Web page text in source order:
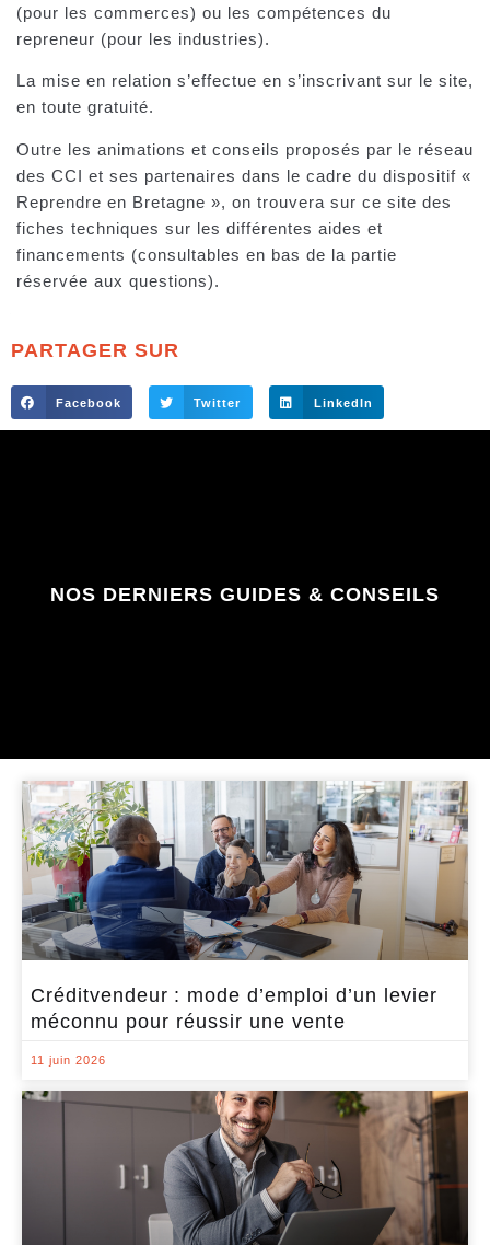
(pour les commerces) ou les compétences du
repreneur (pour les industries).
La mise en relation s’effectue en s’inscrivant sur le site,
en toute gratuité.
Outre les animations et conseils proposés par le réseau
des CCI et ses partenaires dans le cadre du dispositif «
Reprendre en Bretagne », on trouvera sur ce site des
fiches techniques sur les différentes aides et
financements (consultables en bas de la partie
réservée aux questions).
PARTAGER SUR
Facebook Twitter LinkedIn
NOS DERNIERS GUIDES & CONSEILS
Créditvendeur : mode d’emploi d’un levier
méconnu pour réussir une vente
11 juin 2026